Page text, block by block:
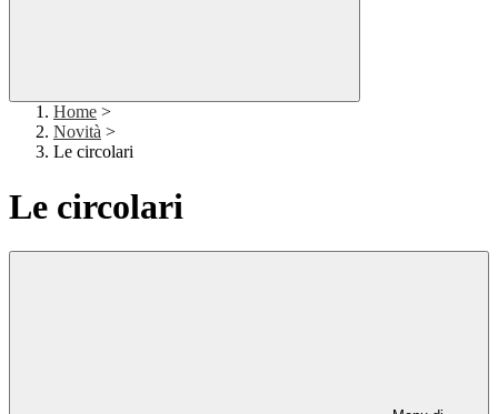
Home >
Novità >
Le circolari
Le circolari